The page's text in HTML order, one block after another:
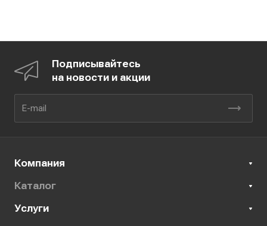
Подписывайтесь
на новости и акции
Компания
Каталог
Услуги